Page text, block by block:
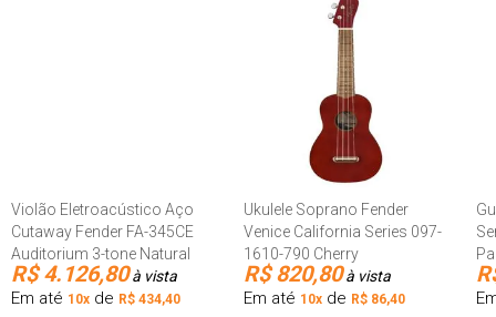
Violão Eletroacústico Aço
Cutaway Fender FA-345CE
Auditorium 3-tone Natural
R$ 4.126,80à vista
Em até 10x de R$ 434,40
Ukulele Soprano Fender
Venice California Series 097-
1610-790 Cherry
R$ 820,80à vista
Em até 10x de R$ 86,40